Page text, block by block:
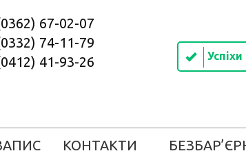
67-02-07
74-11-79
41-93-26
Успіхи
КОНТАКТИ